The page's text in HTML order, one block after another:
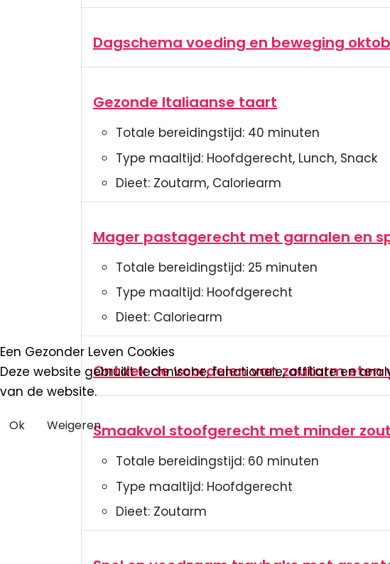
Dagschema voeding en beweging
Gezonde Italiaanse taart
Totale bereidingstijd: 40 minuten
Type maaltijd: Hoofdgerecht, Lunch, Snack
Dieet: Zoutarm, Caloriearm
Mager pastagerecht met garnalen en
Totale bereidingstijd: 25 minuten
Type maaltijd: Hoofdgerecht
Dieet: Caloriearm
Ontdek de voordelen van zoutarm eten
Smaakvol stoofgerecht met minder zout
Totale bereidingstijd: 60 minuten
Type maaltijd: Hoofdgerecht
Dieet: Zoutarm
Een Gezonder Leven Cookies
Deze website gebruikt technische, functionele, affiliate en
van de website.
Ok Weigeren